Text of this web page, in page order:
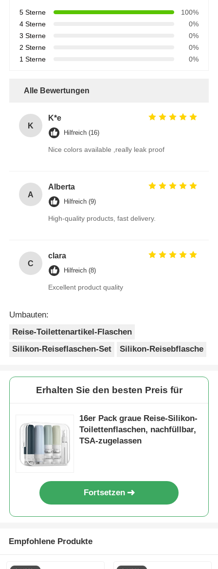
5 Sterne
100%
4 Sterne
0%
3 Sterne
0%
2 Sterne
0%
1 Sterne
0%
Alle Bewertungen
K
K*e
Hilfreich (16)
Nice colors available ,really leak proof
A
Alberta
Hilfreich (9)
High-quality products, fast delivery.
C
clara
Hilfreich (8)
Excellent product quality
Umbauten:
Reise-Toilettenartikel-Flaschen
Silikon-Reiseflaschen-Set
Silikon-Reisebflasche
Erhalten Sie den besten Preis für
16er Pack graue Reise-Silikon-
Toilettenflaschen, nachfüllbar,
TSA-zugelassen
Fortsetzen
Empfohlene Produkte